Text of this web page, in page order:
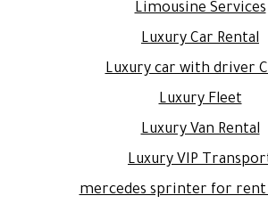
Limousine Services
Luxury Car Rental
Luxury car with driver
Luxury Fleet
Luxury Van Rental
Luxury VIP
mercedes sprinter for